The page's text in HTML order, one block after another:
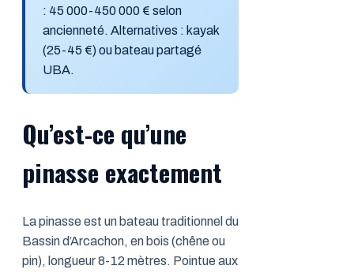
: 45 000-450 000 € selon
ancienneté. Alternatives : kayak
(25-45 €) ou bateau partagé
UBA.
Qu’est-ce qu’une
pinasse exactement
La pinasse est un bateau traditionnel du
Bassin d’Arcachon, en bois (chêne ou
pin), longueur 8-12 mètres. Pointue aux